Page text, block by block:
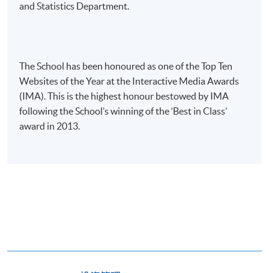
程設有此服務，課程負責人會通知學員有關程序。
Pay) 、「支付寶」(Online Alipay) 或 「轉數快」(FPS)
繳付學費。
and Statistics Department.
The School has been honoured as one of the Top Ten
Websites of the Year at the Interactive Media Awards
(IMA). This is the highest honour bestowed by IMA
following the School’s winning of the ‘Best in Class’
award in 2013.